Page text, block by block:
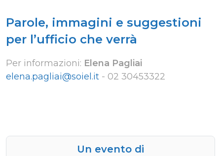
Parole, immagini e suggestioni
per l’ufficio che verrà
Per informazioni: Elena Pagliai
elena.pagliai@soiel.it - 02 30453322
Un evento di